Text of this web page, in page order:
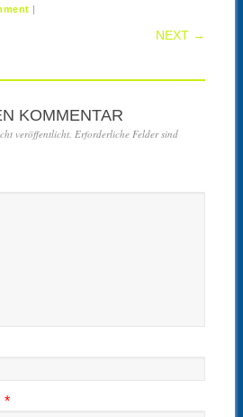
|
NEXT →
KOMMENTAR
veröffentlicht. Erforderliche Felder sind
*